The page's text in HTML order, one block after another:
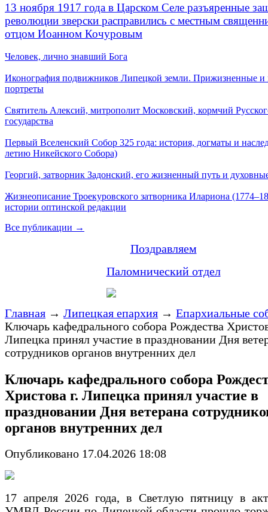
13 ноября 1917 года в Царском Селе разъяренные
революции зверски расправились с местным
отцом Иоанном Кочуровым
Человек, лично знавший Бога
Иконография подвижников Липецкой земли. Прижизненные и
портреты
Святитель Алексий, митрополит Московский, кормчий
государства
Первый Вселенский Собор 325 года: история, догматы и
летию Никейского Собора)
Георгий, затворник Задонский, его жизненный путь и
Жизнеописание Троекуровского затворника Илариона
истории оптинской редакции
Все публикации →
Поздравляем
Паломнический отдел
Главная → Липецкая епархия → Епархиальные
Ключарь кафедрального собора Рождества
Липецка принял участие в праздновании Дня
сотрудников органов внутренних дел
Ключарь кафедрального собора
Христова г. Липецка принял участие в
праздновании Дня ветерана
органов внутренних дел
Опубликовано 17.04.2026 18:08
17 апреля 2026 года, в Светлую пятницу в